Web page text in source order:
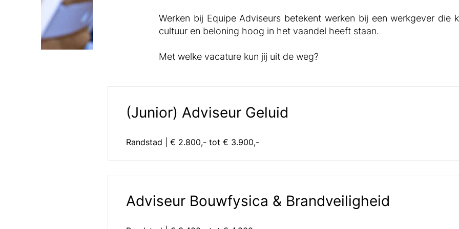
Werken bij Equipe Adviseurs betekent werken bij een werkgever die
cultuur en beloning hoog in het vaandel heeft staan.
Met welke vacature kun jij uit de weg?
(Junior) Adviseur Geluid
Randstad | € 2.800,- tot € 3.900,-
Adviseur Bouwfysica & Brandveiligheid